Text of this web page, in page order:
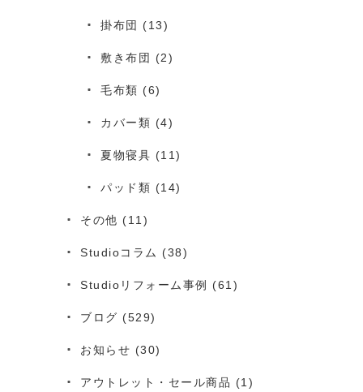
掛布団 (13)
敷き布団 (2)
毛布類 (6)
カバー類 (4)
夏物寝具 (11)
パッド類 (14)
その他 (11)
Studioコラム (38)
Studioリフォーム事例 (61)
ブログ (529)
お知らせ (30)
アウトレット・セール商品 (1)